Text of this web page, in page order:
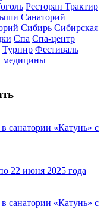
Ресторан Трактир
Санаторий
Сибирь Сибирская
Спа Спа-центр
Турнир Фестиваль
медицины
санатории «Катунь» с
22 июня 2025 года
санатории «Катунь» с